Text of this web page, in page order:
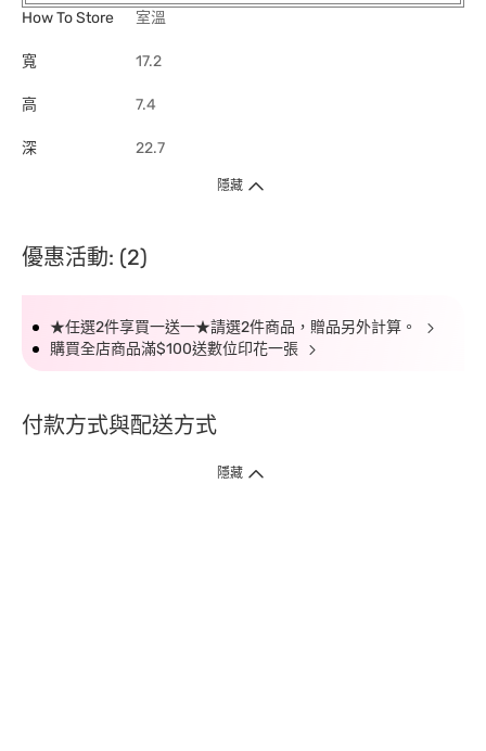
How To Store
室溫
寬 17.2
高 7.4
深 22.7
隱藏
優惠活動: (2)
★任選2件享買一送一★請選2件商品，贈品另外計算。
購買全店商品滿$100送數位印花一張
付款方式與配送方式
隱藏